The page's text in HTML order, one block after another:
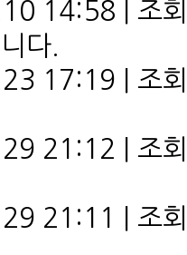
14:58
조
다.
17:19
조
21:12
조
21:11
조